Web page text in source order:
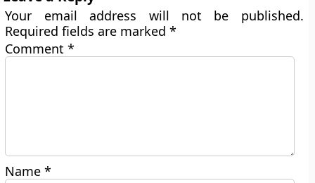
Your email address will not be published.
Required fields are marked*
Comment*
Name*